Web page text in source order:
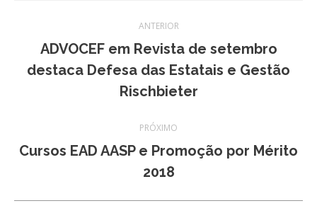
de
post:
ANTERIOR
Post
anterior:
ADVOCEF em Revista de setembro
destaca Defesa das Estatais e Gestão
Rischbieter
PRÓXIMO
Próximo
post:
Cursos EAD AASP e Promoção por Mérito
2018